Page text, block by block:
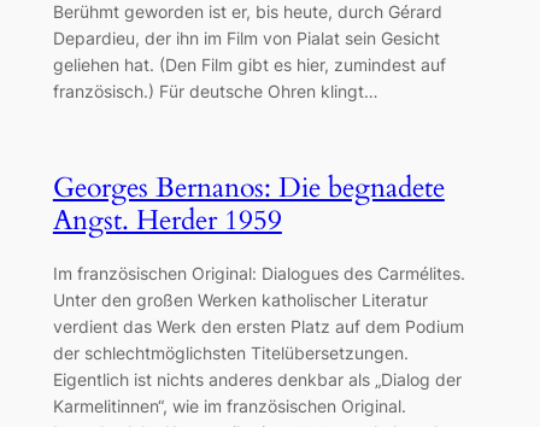
Berühmt geworden ist er, bis heute, durch Gérard
Depardieu, der ihn im Film von Pialat sein Gesicht
geliehen hat. (Den Film gibt es hier, zumindest auf
französisch.) Für deutsche Ohren klingt…
Georges Bernanos: Die begnadete
Angst. Herder 1959
Im französischen Original: Dialogues des Carmélites.
Unter den großen Werken katholischer Literatur
verdient das Werk den ersten Platz auf dem Podium
der schlechtmöglichsten Titelübersetzungen.
Eigentlich ist nichts anderes denkbar als „Dialog der
Karmelitinnen“, wie im französischen Original.